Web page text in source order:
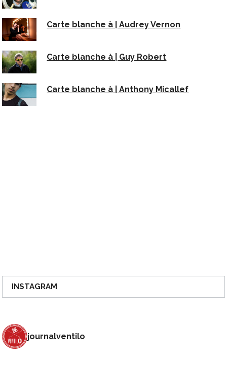
Carte blanche à | Audrey Vernon
Carte blanche à | Guy Robert
Carte blanche à | Anthony Micallef
INSTAGRAM
journalventilo